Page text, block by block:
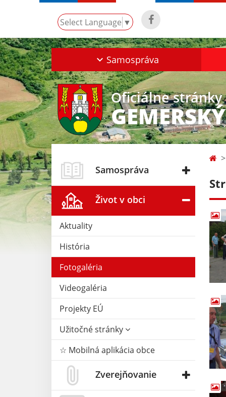
Select Language ▼
Samospráva
Oficiálne stránky
Samospráva
Život v obci
Aktuality
História
Fotogaléria
Videogaléria
Projekty EÚ
Užitočné stránky
☆ Mobilná aplikácia obce
Zverejňovanie